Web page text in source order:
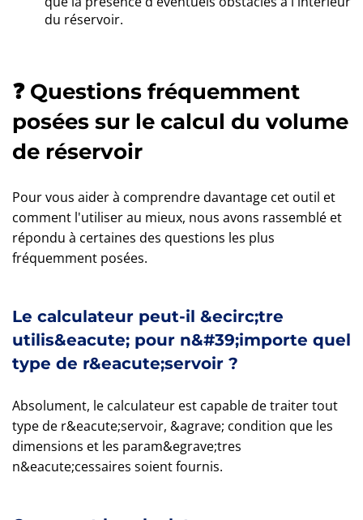
du réservoir.
❓ Questions fréquemment
posées sur le calcul du volume
de réservoir
Pour vous aider à comprendre davantage cet outil et
comment l'utiliser au mieux, nous avons rassemblé et
répondu à certaines des questions les plus
fréquemment posées.
Le calculateur peut-il &ecirc;tre
utilis&eacute; pour n&#39;importe quel
type de r&eacute;servoir ?
Absolument, le calculateur est capable de traiter tout
type de r&eacute;servoir, &agrave; condition que les
dimensions et les param&egrave;tres
n&eacute;cessaires soient fournis.